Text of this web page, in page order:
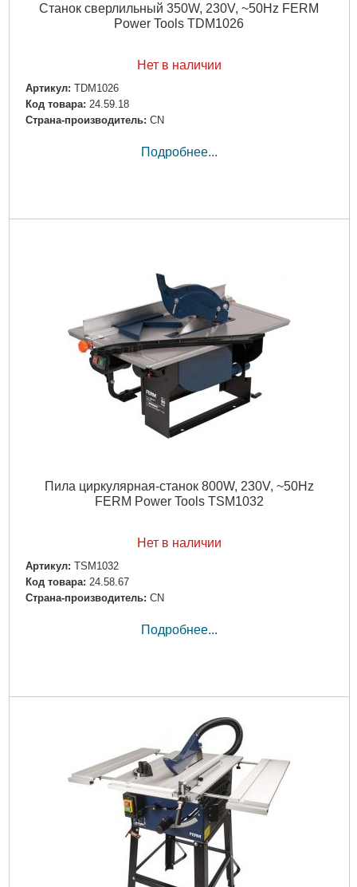
Станок сверлильный 350W, 230V, ~50Hz FERM
Power Tools TDM1026
Нет в наличии
Артикул: TDM1026
Код товара: 24.59.18
Страна-производитель: CN
Подробнее...
Пила циркулярная-станок 800W, 230V, ~50Hz
FERM Power Tools TSM1032
Нет в наличии
Артикул: TSM1032
Код товара: 24.58.67
Страна-производитель: CN
Подробнее...